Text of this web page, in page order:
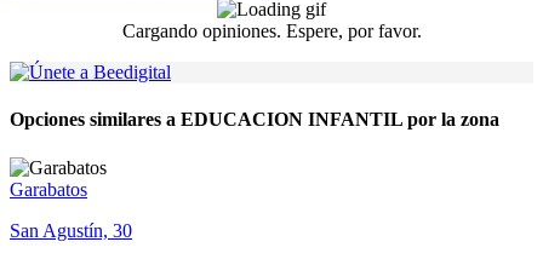
Cargando opiniones. Espere, por favor.
Opciones similares a EDUCACION INFANTIL por la zona
Garabatos
San Agustín, 30